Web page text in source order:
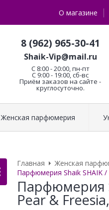
О магазине
8 (962) 965-30-41
Shaik-Vip@mail.ru
C 8:00 - 20:00, пн-пт
С 9:00 - 19:00, сб-вс
Приём заказов на сайте -
круглосуточно.
Женская парфюмерия
Главная Женская
Парфюмерия Shaik SHAIK
Парфюмерия
Pear &